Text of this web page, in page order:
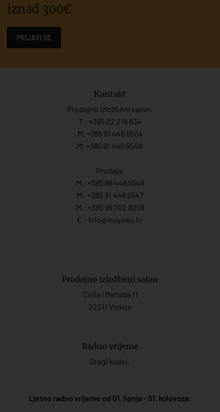
iznad 300€
PRIJAVI SE
Kontakt
Prodajno izložbeni salon:
T.: +385 22 216 634
M. +385 91 446 5504
M: +385 91 446 5548
Prodaja:
M.: +385 99 446 5548
M: +385 91 446 5547
M.: +385 99 702 8258
E.: info@mayoko. hr
Prodajno izložbeni salon
Ćirila i Metoda 11
22211 Vodice
Radno vrijeme
Dragi kupci,
Ljetno radno vrijeme od 01. lipnja - 31. kolovoza: